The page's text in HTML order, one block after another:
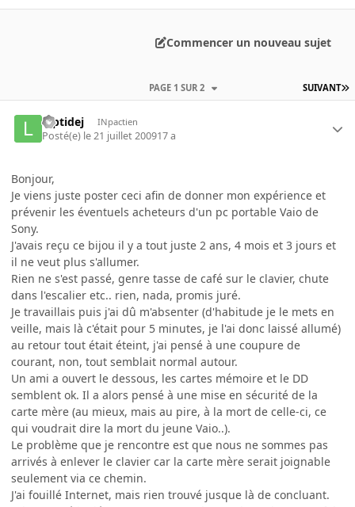
Commencer un nouveau sujet
SUIVANT
PAGE 1 SUR 2
luptidej INpactien
Posté(e) le 21 juillet 200917 a
Bonjour,
Je viens juste poster ceci afin de donner mon expérience et
prévenir les éventuels acheteurs d'un pc portable Vaio de
Sony.
J'avais reçu ce bijou il y a tout juste 2 ans, 4 mois et 3 jours et
il ne veut plus s'allumer.
Rien ne s'est passé, genre tasse de café sur le clavier, chute
dans l'escalier etc.. rien, nada, promis juré.
Je travaillais puis j'ai dû m'absenter (d'habitude je le mets en
veille, mais là c'était pour 5 minutes, je l'ai donc laissé allumé)
au retour tout était éteint, j'ai pensé à une coupure de
courant, non, tout semblait normal autour.
Un ami a ouvert le dessous, les cartes mémoire et le DD
semblent ok. Il a alors pensé à une mise en sécurité de la
carte mère (au mieux, mais au pire, à la mort de celle-ci, ce
qui voudrait dire la mort du jeune Vaio..).
Le problème que je rencontre est que nous ne sommes pas
arrivés à enlever le clavier car la carte mère serait joignable
seulement via ce chemin.
J'ai fouillé Internet, mais rien trouvé jusque là de concluant.